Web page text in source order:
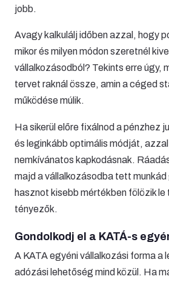
jobb.
Avagy kalkulálj időben azzal, hogy
mikor és milyen módon szeretnél
vállalkozásodból? Tekints erre úgy,
tervet raknál össze, amin a céged
működése múlik.
Ha sikerül előre fixálnod a pénzhez
és leginkább optimális módját,
nemkívánatos kapkodásnak.
majd a vállalkozásodba tett
hasznot kisebb mértékben fölözik
tényezők.
Gondolkodj el a KATÁ-s
A KATA egyéni vállalkozási forma a
adózási lehetőség mind közül. Ha